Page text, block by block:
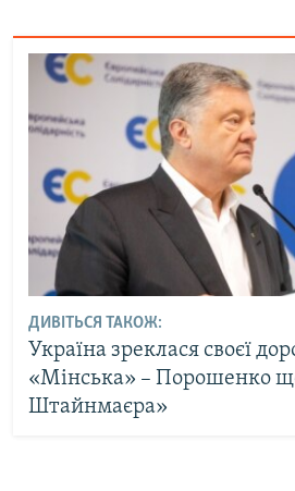
ДИВІТЬСЯ ТАКОЖ:
Україна зреклася своєї
«Мінська» – Порошенко
Штайнмаєра»